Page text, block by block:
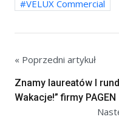
VELUX Commercial
« Poprzedni artykuł
Znamy laureatów I
Wakacje!” firmy PAGEN